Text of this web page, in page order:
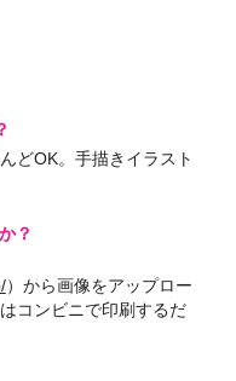
どOK。手描きイラスト
？
）から画像をアップロー
コンビニで印刷するだ